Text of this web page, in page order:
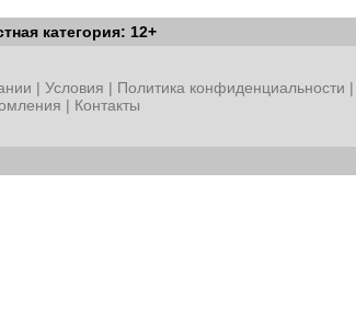
категория: 12+
| Условия | Политика конфиденциальности |
| Контакты